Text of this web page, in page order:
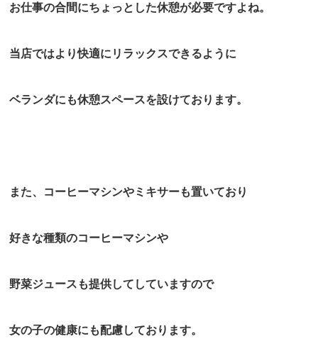
お仕事の合間にちょっとした休憩が必要ですよね。
当店ではより快適にリラックスできるように
ベランダにも休憩スペースを設けております。
また、コーヒーマシンやミキサーも置いており
好きな種類のコーヒーマシンや
野菜ジュースも提供してしていますので
女の子の健康にも配慮しております。